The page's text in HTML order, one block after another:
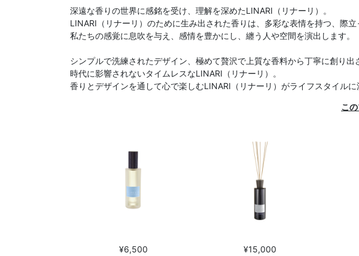
深遠な香りの世界に感銘を受け、理解を深めたLINARI（リナーリ）。
LINARI（リナーリ）のために生み出された香りは、多彩な表情を持つ、際立
私たちの感覚に息吹を与え、感情を豊かにし、纏う人や空間を演出します。
シンプルで洗練されたデザイン、極めて贅沢で上質な香料から丁寧に創り出
時代に影響されないタイムレスなLINARI（リナーリ）。
香りとデザインを通して心で楽しむLINARI（リナーリ）がライフスタイルに
こ
¥6,500 ¥15,000